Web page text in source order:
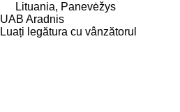
Lituania, Panevėžys
UAB Aradnis
Luați legătura cu vânzătorul